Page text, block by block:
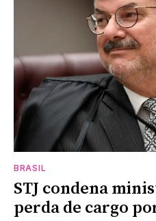
BRASIL
STJ condena
perda de cargo